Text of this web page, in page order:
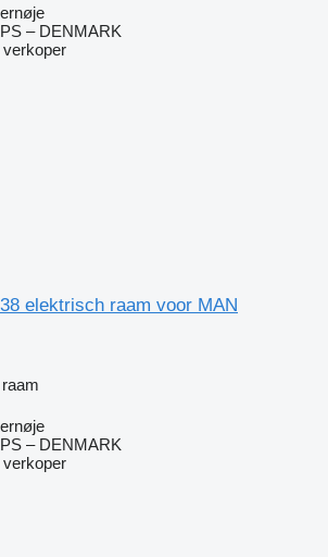
– DENMARK
elektrisch raam voor MAN
– DENMARK